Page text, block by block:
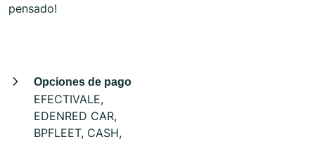
pensado!
Opciones de pago
EFECTIVALE,
EDENRED CAR,
BPFLEET, CASH,